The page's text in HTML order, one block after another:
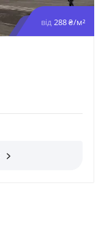
від 288 ₴/м²